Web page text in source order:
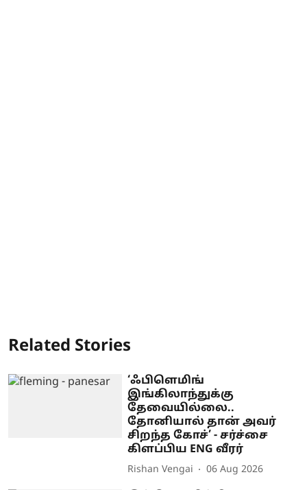
Related Stories
‘ஃபிளெமிங்
இங்கிலாந்துக்கு
தேவையில்லை..
தோனியால் தான் அவர்
சிறந்த கோச்’ - சர்ச்சை
கிளப்பிய ENG வீரர்
Rishan Vengai 06 Aug 2026